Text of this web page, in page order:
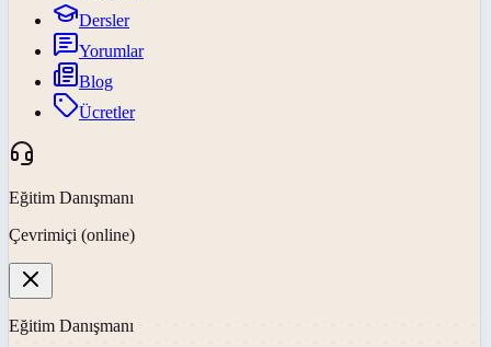
Dersler
Yorumlar
Blog
Ücretler
Eğitim Danışmanı
Çevrimiçi (online)
Eğitim Danışmanı